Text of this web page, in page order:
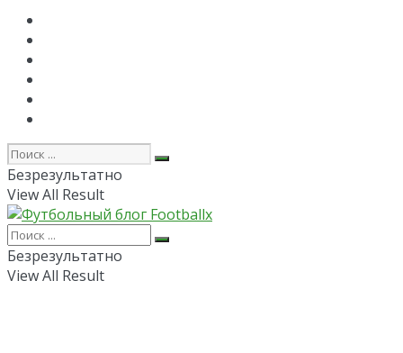
Безрезультатно
View All Result
Безрезультатно
View All Result